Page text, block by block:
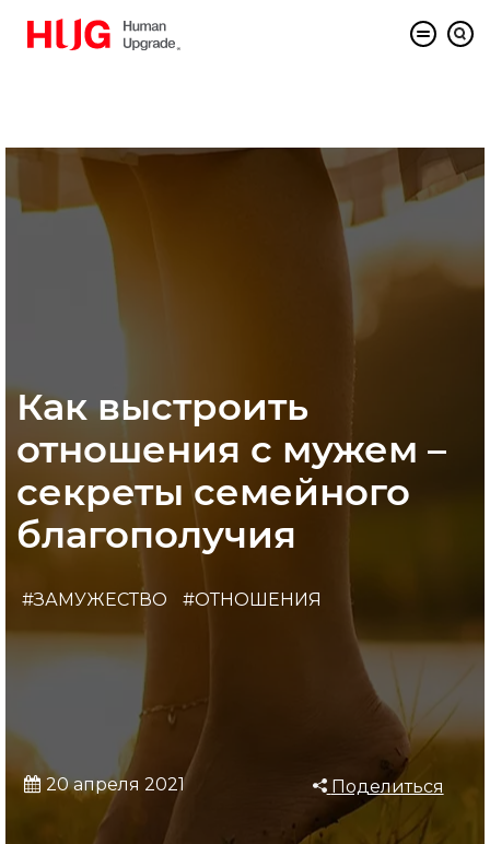
Как выстроить
отношения с мужем –
секреты семейного
благополучия
#ЗАМУЖЕСТВО #ОТНОШЕНИЯ
20 апреля 2021 Поделиться